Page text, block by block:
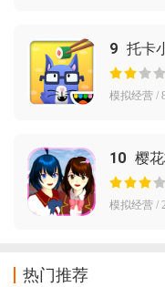
9 托卡
模拟经营 /
10 樱
模拟经营 /
热门推荐